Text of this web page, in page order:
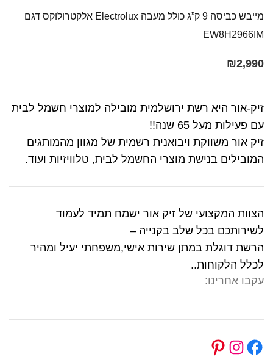
מייבש כביסה 9 ק”ג כולל מעבה Electrolux אלקטרולוקס דגם
EW8H2966IM
₪2,990
זיק-אור היא רשת ירושלמית מובילה למוצרי חשמל לבית
עם פעילות מעל 65 שנה!!
זיק אור משווקת ויבואנית רשמית של מגוון מהמותגים
המובילים בנישת מוצרי החשמל לבית, טלוויזיות ועוד.
הצוות המקצועי של זיק אור ישמח תמיד לעמוד
לשירותכם בכל שלב בקנייה –
הרשת דוגלת במתן שירות אישי,משפחתי יעיל ומהיר
לכלל הלקוחות..
עקבו אחרינו: